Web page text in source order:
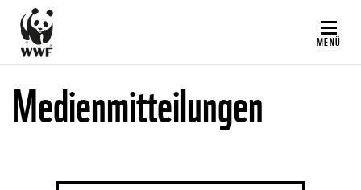
Direkt
zum
Inhalt
MENÜ
Medienmitteilungen